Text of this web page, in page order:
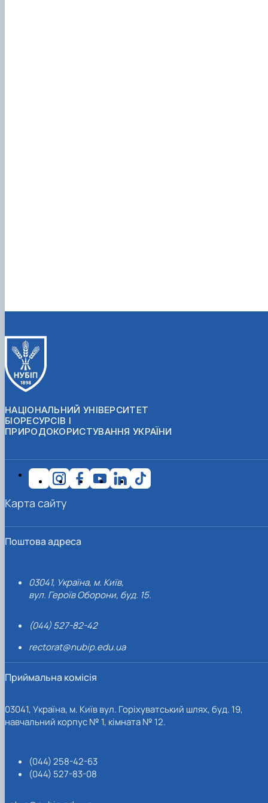
НАЦІОНАЛЬНИЙ УНІВЕРСИТЕТ
БІОРЕСУРСІВ І
ПРИРОДОКОРИСТУВАННЯ УКРАЇНИ
Поштова адреса
03041, Україна, м. Київ,
вул. Героїв Оборони, буд. 15.
(044) 527-82-42
rectorat@nubip.edu.ua
Приймальна комісія
03041, Україна, м. Київ вул. Горіхуватський шлях, буд. 19,
навчальний корпус № 1, кімната № 12.
(044) 258-42-63
(044) 527-83-08
Карта сайту